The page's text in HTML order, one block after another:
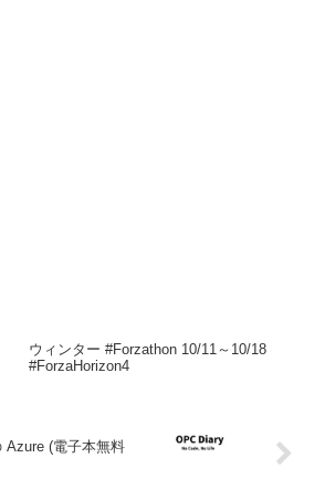
ウィンター #Forzathon 10/11～10/18
#ForzaHorizon4
Azure (電子本無料